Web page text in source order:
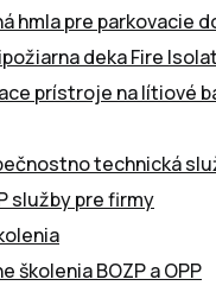
hmla pre parkovacie
deka Fire
prístroje na lítiové
technická
služby pre firmy
školenia BOZP a OPP